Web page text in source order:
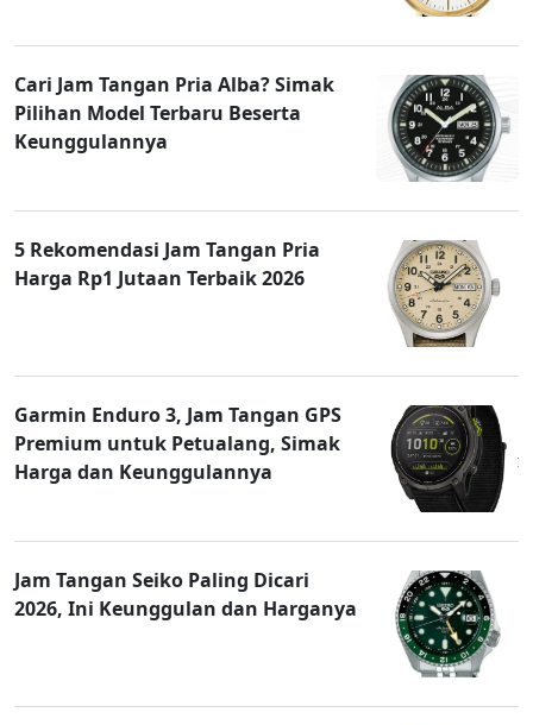
Cari Jam Tangan Pria Alba? Simak
Pilihan Model Terbaru Beserta
Keunggulannya
5 Rekomendasi Jam Tangan Pria
Harga Rp1 Jutaan Terbaik 2026
Garmin Enduro 3, Jam Tangan GPS
Premium untuk Petualang, Simak
Harga dan Keunggulannya
Jam Tangan Seiko Paling Dicari
2026, Ini Keunggulan dan Harganya